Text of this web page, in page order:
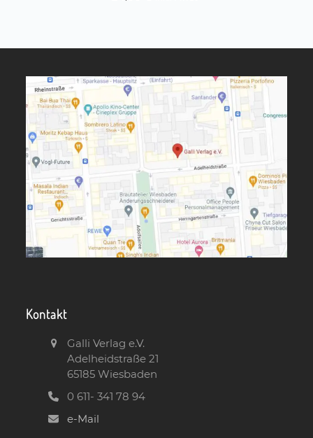
Kontakt
Galli Verlag e.V.
Adelheidstraße 21
65185 Wiesbaden
0 611- 341 78 94
e-Mail